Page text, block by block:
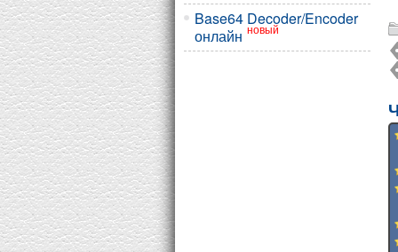
Base64 Decoder/Encoder
онлайн новый